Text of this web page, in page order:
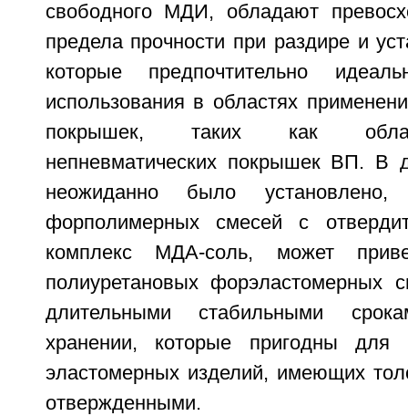
свободного МДИ, обладают
предела прочности при раздире и
которые предпочтительно
использования в областях
покрышек, таких как
непневматических покрышек ВП. В
неожиданно было установлено,
форполимерных смесей с
комплекс МДА-соль, может
полиуретановых форэластомерных
длительными стабильными
хранении, которые пригодны для
эластомерных изделий, имеющих
отвержденными.